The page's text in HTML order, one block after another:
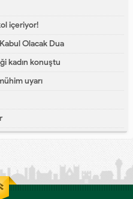
içeriyor!
Olacak Dua
kadın konuştu
uyarı